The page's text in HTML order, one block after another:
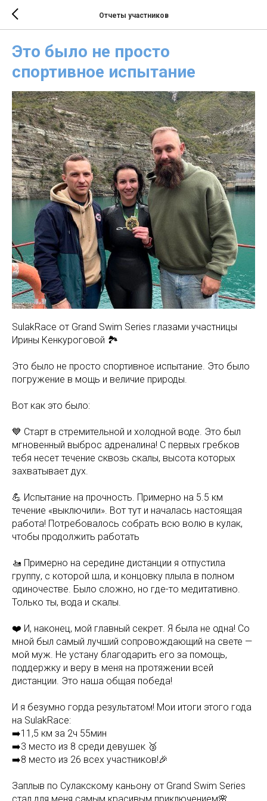
Отчеты участников
Это было не просто
спортивное испытание
SulakRace от Grand Swim Series глазами участницы
Ирины Кенкуроговой 🏞️
Это было не просто спортивное испытание. Это было
погружение в мощь и величие природы.
Вот как это было:
💙 Старт в стремительной и холодной воде. Это был
мгновенный выброс адреналина! С первых гребков
тебя несет течение сквозь скалы, высота которых
захватывает дух.
💪 Испытание на прочность. Примерно на 5.5 км
течение «выключили». Вот тут и началась настоящая
работа! Потребовалось собрать всю волю в кулак,
чтобы продолжить работать
🚤 Примерно на середине дистанции я отпустила
группу, с которой шла, и концовку плыла в полном
одиночестве. Было сложно, но где-то медитативно.
Только ты, вода и скалы.
❤️ И, наконец, мой главный секрет. Я была не одна! Со
мной был самый лучший сопровождающий на свете —
мой муж. Не устану благодарить его за помощь,
поддержку и веру в меня на протяжении всей
дистанции. Это наша общая победа!
И я безумно горда результатом! Мои итоги этого года
на SulakRace:
➡️11,5 км за 2ч 55мин
➡️3 место из 8 среди девушек 🥉
➡️8 место из 26 всех участников!🎉
Заплыв по Сулакскому каньону от Grand Swim Series